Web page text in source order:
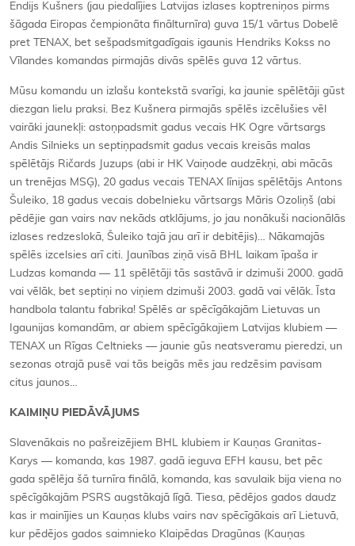
Endijs Kušners (jau piedalījies Latvijas izlases koptreniņos pirms
šāgada Eiropas čempionāta finālturnīra) guva 15/1 vārtus Dobelē
pret TENAX, bet sešpadsmitgadīgais igaunis Hendriks Kokss no
Vīlandes komandas pirmajās divās spēlēs guva 12 vārtus.
Mūsu komandu un izlašu kontekstā svarīgi, ka jaunie spēlētāji gūst
diezgan lielu praksi. Bez Kušnera pirmajās spēlēs izcēlušies vēl
vairāki jaunekļi: astoņpadsmit gadus vecais HK Ogre vārtsargs
Andis Silnieks un septiņpadsmit gadus vecais kreisās malas
spēlētājs Ričards Juzups (abi ir HK Vaiņode audzēkņi, abi mācās
un trenējas MSĢ), 20 gadus vecais TENAX līnijas spēlētājs Antons
Šuleiko, 18 gadus vecais dobelnieku vārtsargs Māris Ozoliņš (abi
pēdējie gan vairs nav nekāds atklājums, jo jau nonākuši nacionālās
izlases redzeslokā, Šuleiko tajā jau arī ir debitējis)… Nākamajās
spēlēs izcelsies arī citi. Jaunības ziņā visā BHL laikam īpaša ir
Ludzas komanda — 11 spēlētāji tās sastāvā ir dzimuši 2000. gadā
vai vēlāk, bet septiņi no viņiem dzimuši 2003. gadā vai vēlāk. Īsta
handbola talantu fabrika! Spēlēs ar spēcīgākajām Lietuvas un
Igaunijas komandām, ar abiem spēcīgākajiem Latvijas klubiem —
TENAX un Rīgas Celtnieks — jaunie gūs neatsveramu pieredzi, un
sezonas otrajā pusē vai tās beigās mēs jau redzēsim pavisam
citus jaunos…
KAIMIŅU PIEDĀVĀJUMS
Slavenākais no pašreizējiem BHL klubiem ir Kauņas Granitas-
Karys — komanda, kas 1987. gadā ieguva EFH kausu, bet pēc
gada spēlēja šā turnīra finālā, komanda, kas savulaik bija viena no
spēcīgākajām PSRS augstākajā līgā. Tiesa, pēdējos gados daudz
kas ir mainījies un Kauņas klubs vairs nav spēcīgākais arī Lietuvā,
kur pēdējos gados saimnieko Klaipēdas Dragūnas (Kauņas